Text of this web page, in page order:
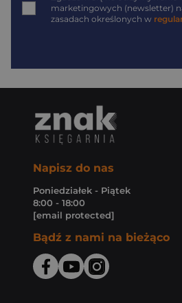
marketingowych (newsletter)
zasadach określonych w
Napisz do nas
Poniedziałek - Piątek
8:00 - 18:00
[email protected]
Bądź z nami na bieżąco